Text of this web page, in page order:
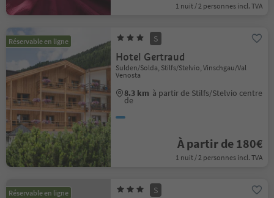
1 nuit / 2 personnes incl. TVA
Réservable en ligne S
Hotel Gertraud
Sulden/Solda, Stilfs/Stelvio, Vinschgau/Val
Venosta
8.3 km à partir de Stilfs/Stelvio centre
de
À partir de 180€
1 nuit / 2 personnes incl. TVA
Réservable en ligne S